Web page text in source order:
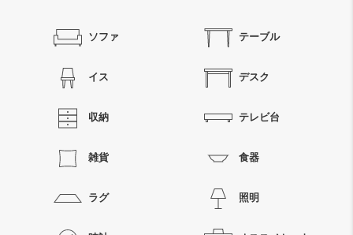
ソファ テーブル
イス デスク
収納 テレビ台
雑貨 食器
ラグ 照明